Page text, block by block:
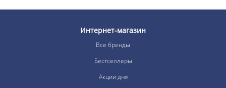
Интернет-магазин
Все бренды
Бестселлеры
Акции дня